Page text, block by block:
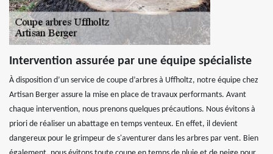
Intervention assurée par une équipe spécialiste
À disposition d’un service de coupe d’arbres à Uffholtz, notre équipe chez
Artisan Berger assure la mise en place de travaux performants. Avant
chaque intervention, nous prenons quelques précautions. Nous évitons à
priori de réaliser un abattage en temps venteux. En effet, il devient
dangereux pour le grimpeur de s'aventurer dans les arbres par vent. Bien